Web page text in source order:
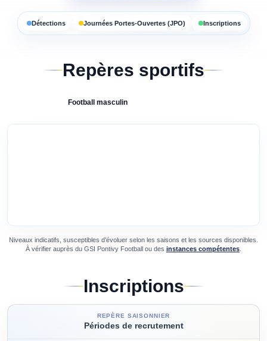
Détections Journées Portes-Ouvertes (JPO) Inscriptions
Repères sportifs
Football masculin
Niveaux indicatifs, susceptibles d’évoluer selon les saisons et les sources disponibles.
À vérifier auprès du GSI Pontivy Football ou des instances compétentes
Inscriptions
REPÈRE SAISONNIER
Périodes de recrutement